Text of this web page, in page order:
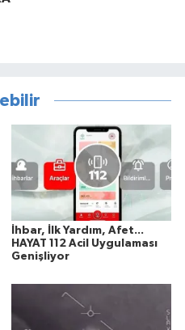
İhbar, İlk Yardım, Afet...
HAYAT 112 Acil Uygulaması
Genişliyor